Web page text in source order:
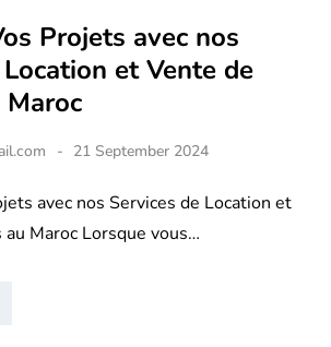
Projets avec nos
et Vente de
21 September 2024
avec nos Services de Location et
Maroc Lorsque vous…